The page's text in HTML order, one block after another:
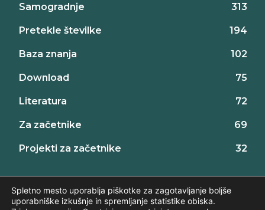
Samogradnje 313
Pretekle številke 194
Baza znanja 102
Download 75
Literatura 72
Za začetnike 69
Projekti za začetnike 32
Spletno mesto uporablja piškotke za zagotavljanje boljše
uporabniške izkušnje in spremljanje statistike obiska.